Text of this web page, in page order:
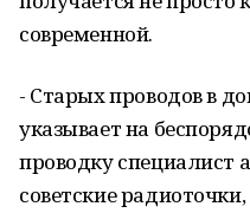
современной.
- Старых проводов в
указывает на
проводку специалист
советские